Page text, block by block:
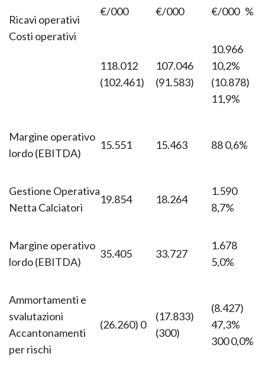
Ricavi operativi
Costi operativi
118.012
(102.461)
107.046
(91.583)
10.966
10,2%
(10.878)
11,9%
Margine operativo
lordo (EBITDA)
88 0,6%
Gestione Operativa
1.590
8,7%
Margine operativo
lordo (EBITDA)
1.678
5,0%
Ammortamenti e
svalutazioni
Accantonamenti
per rischi
(26.260) 0
(17.833)
(300)
(8.427)
47,3%
300 0,0%